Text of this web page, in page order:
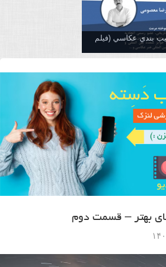
بندي عكاسي (فیلم
بهتر – قسمت دوم